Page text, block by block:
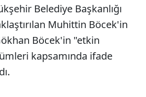
Belediye Başkanlığı
Muhittin Böcek'in
Böcek'in "etkin
kapsamında ifade